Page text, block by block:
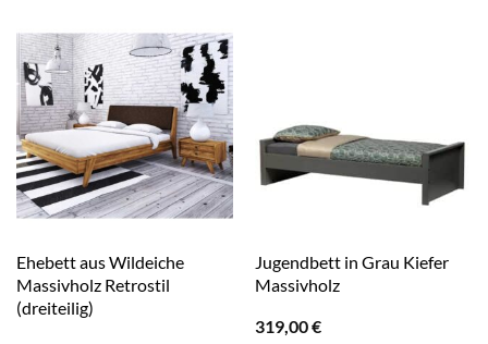
Ehebett aus Wildeiche
Massivholz Retrostil
(dreiteilig)
Jugendbett in Grau Kiefer
Massivholz
319,00€